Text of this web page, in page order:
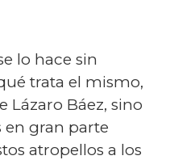
lo hace sin
trata el mismo,
Lázaro Báez, sino
gran parte
atropellos a los